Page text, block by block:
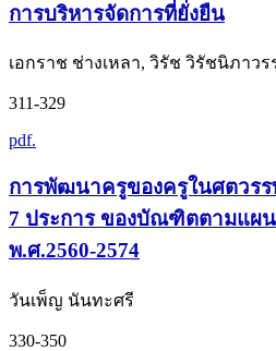
การบริหารจัดการที่ยั่งยืน
เอกราช ช่างเหลา, วิรัช วิรัชนิภาว
311-329
pdf.
การพัฒนาครูของครูในศตวรร
7 ประการ ของบัณฑิตตามแผ
พ.ศ.2560-2574
วันเพ็ญ นันทะศรี
330-350